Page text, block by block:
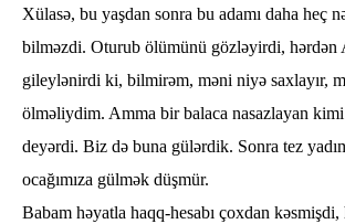
Xülasə, bu yaşdan sonra bu adamı daha heç
bilməzdi. Oturub ölümünü gözləyirdi, hərdən
gileylənirdi ki, bilmirəm, məni niyə saxlayır,
ölməliydim. Amma bir balaca nasazlayan
deyərdi. Biz də buna gülərdik. Sonra tez
ocağımıza gülmək düşmür.
Babam həyatla haqq-hesabı çoxdan kəsmişdi,